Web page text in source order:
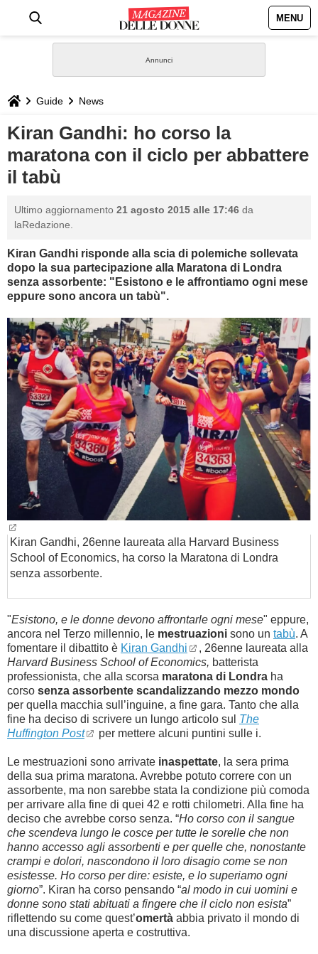
MENU
STILE
BIOGRAFIE
CAPELLI
BAMBINO
DIETA
GUIDE
FORUM
Guide News
Kiran Gandhi: ho corso la
maratona con il ciclo per abbattere
il tabù
Ultimo aggiornamento 21 agosto 2015 alle 17:46 da
laRedazione.
Kiran Gandhi risponde alla scia di polemiche sollevata
dopo la sua partecipazione alla Maratona di Londra
senza assorbente: "Esistono e le affrontiamo ogni mese
eppure sono ancora un tabù".
Kiran Gandhi, 26enne laureata alla Harvard Business
School of Economics, ha corso la Maratona di Londra
senza assorbente.
"Esistono, e le donne devono affrontarle ogni mese" eppure,
ancora nel Terzo millennio, le mestruazioni sono un tabù. A
fomentare il dibattito è Kiran Gandhi
, 26enne laureata alla
Harvard Business School of Economics, batterista
professionista, che alla scorsa maratona di Londra ha
corso senza assorbente scandalizzando mezzo mondo
per quella macchia sull’inguine, a fine gara. Tanto che alla
fine ha deciso di scrivere un lungo articolo sul The
Huffington Post
per mettere alcuni puntini sulle i.
Le mestruazioni sono arrivate inaspettate, la sera prima
della sua prima maratona. Avrebbe potuto correre con un
assorbente, ma non sarebbe stata la condizione più comoda
per arrivare alla fine di quei 42 e rotti chilometri. Alla fine ha
deciso che avrebbe corso senza. “Ho corso con il sangue
che scendeva lungo le cosce per tutte le sorelle che non
hanno accesso agli assorbenti e per quelle che, nonostante
crampi e dolori, nascondono il loro disagio come se non
esistesse. Ho corso per dire: esiste, e lo superiamo ogni
giorno”. Kiran ha corso pensando “al modo in cui uomini e
donne sono stati abituati a fingere che il ciclo non esista”
riflettendo su come quest’omertà abbia privato il mondo di
una discussione aperta e costruttiva.